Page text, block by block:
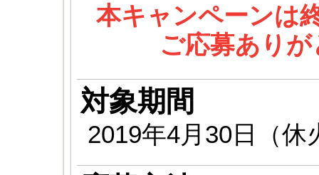
本キャンペーンは
ご応募あり
対象期間
2019年4月30日（休